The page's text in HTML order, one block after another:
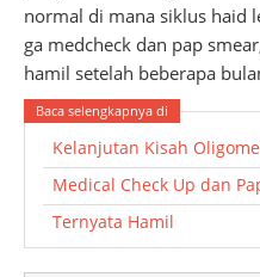
normal di mana siklus haid
ga medcheck dan pap
hamil setelah beberapa
Kelanjutan Kisah
Medical Check Up dan
Ternyata Hamil